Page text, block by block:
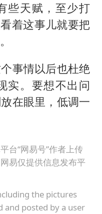
些天赋，至少打
着这事儿就要把
事情以后也杜绝
实。要想不出问
在眼里，低调一
台“网易号”作者上传
易仅提供信息发布平
the pictures
and posted by a user